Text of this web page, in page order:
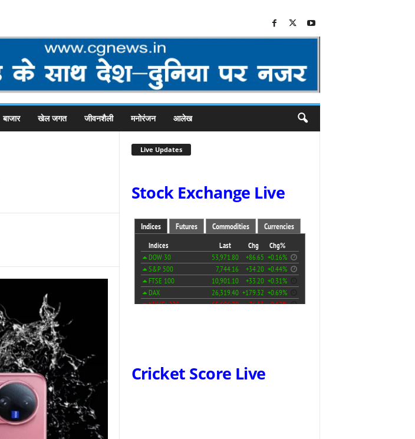
बाजार खेल जगत जीवनशैली मनोरंजन आलेख
Live Updates
Stock Exchange Live
Cricket Score Live